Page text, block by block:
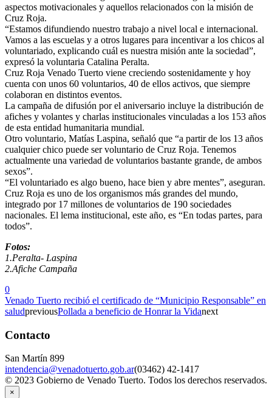
aspectos motivacionales y aquellos relacionados con la misión de
Cruz Roja.
“Estamos difundiendo nuestro trabajo a nivel local e internacional.
Vamos a las escuelas y a otros lugares para incentivar a los chicos al
voluntariado, explicando cuál es nuestra misión ante la sociedad”,
expresó la voluntaria Catalina Peralta.
Cruz Roja Venado Tuerto viene creciendo sostenidamente y hoy
cuenta con unos 60 voluntarios, 40 de ellos activos, que siempre
colaboran en distintos eventos.
La campaña de difusión por el aniversario incluye la distribución de
afiches y volantes y charlas institucionales vinculadas a los 153 años
de esta entidad humanitaria mundial.
Otro voluntario, Matías Laspina, señaló que “a partir de los 13 años
cualquier chico puede ser voluntario de Cruz Roja. Tenemos
actualmente una variedad de voluntarios bastante grande, de ambos
sexos”.
“El voluntariado es algo bueno, hace bien y abre mentes”, aseguran.
Cruz Roja es uno de los organismos más grandes del mundo,
integrado por 17 millones de voluntarios de 190 sociedades
nacionales. El lema institucional, este año, es “En todas partes, para
todos”.
Fotos:
1.Peralta- Laspina
2.Afiche Campaña
0
Venado Tuerto recibió el certificado de “Municipio Responsable” en
saludpreviousPollada a beneficio de Honrar la Vidanext
Contacto
San Martín 899
intendencia@venadotuerto.gob.ar(03462) 42-1417
© 2023 Gobierno de Venado Tuerto. Todos los derechos reservados.
×